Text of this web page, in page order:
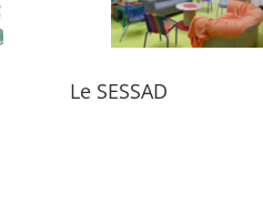
Le SESSAD